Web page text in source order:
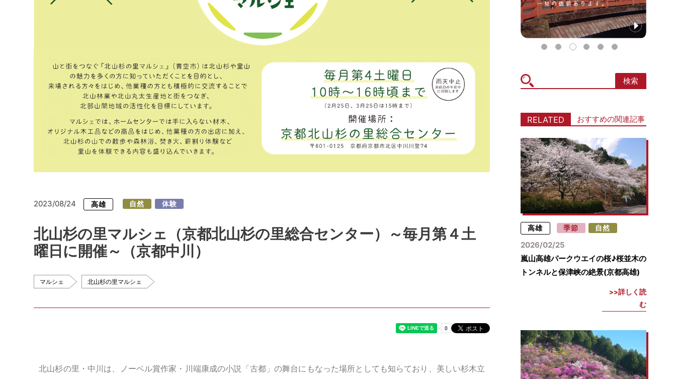
2023/08/24 高雄 自然 体験
北山杉の里マルシェ（京都北山杉の里総合センター）～毎月第４土
曜日に開催～（京都中川）
マルシェ 北山杉の里マルシェ
北山杉の里・中川は、ノーベル賞作家・川端康成の小説「古都」の舞台にもなった場所としても知らており、美しい杉木立
icon
検索
RELATED おすすめの関連記事
高雄 季節 自然
2026/02/25
嵐山高雄パークウエイの桜♪桜並木の
トンネルと保津峡の絶景(京都高雄)
詳しく読
む